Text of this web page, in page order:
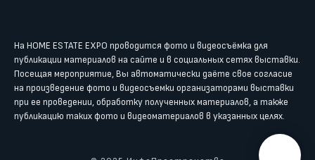
На HOME ESTATE EXPO проводится фото и видеосъёмка для
публикации материалов на сайте и в социальных сетях выставки.
Посещая мероприятие, Вы автоматически даёте свое согласие
на произведение фото и видеосъемки организаторами выставки
при ее проведении, обработку полученных материалов, а также
публикацию таких фото и видеоматериалов в указанных целях.